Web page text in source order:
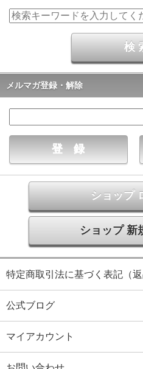
メルマガ登録・解除
ショップ
ショップ 新
特定商取引法に基づく表記（返
公式ブログ
マイアカウント